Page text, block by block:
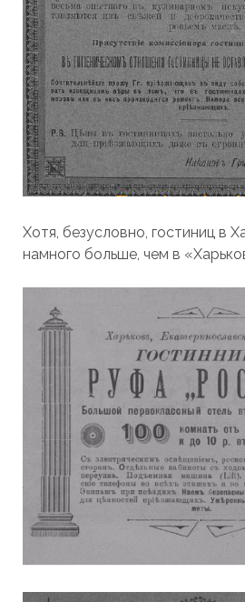
Хотя, безусловно, гостиниц в
намного больше, чем в